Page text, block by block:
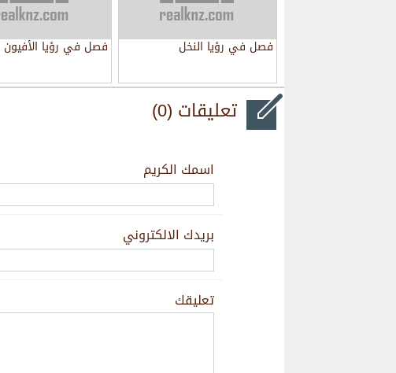
فصل في رؤيا النخل فصل في رؤيا الأفيون
تعليقات (0)
اسمك الكريم
بريدك الالكتروني
تعليقك